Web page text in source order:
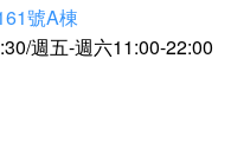
號A棟
週五-週六11:00-22:00